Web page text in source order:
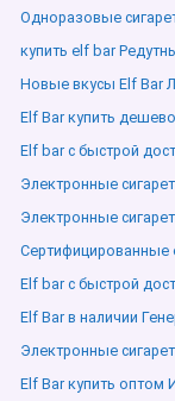
Одноразовые
купить elf bar
Новые вкусы Elf Bar
Elf Bar купить
Elf bar с быстрой
Электронные
Электронные
Сертифицированные
Elf bar с быстрой
Elf Bar в наличии
Электронные
Elf Bar купить оптом